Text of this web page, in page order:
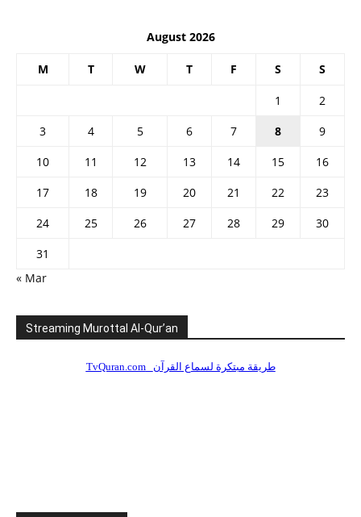
August 2026
M T W T F S S
1
2
3
4 5 6 7 8
9
10
11 12 13 14 15
16
17
18 19 20 21 22
23
24
25 26 27 28 29
30
31
« Mar
Streaming Murottal Al-Qur’an